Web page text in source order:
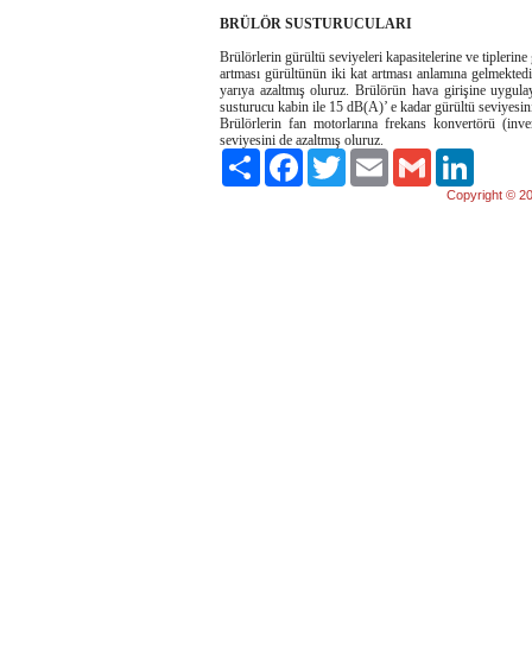
BRÜLÖR SUSTURUCULARI
Brülörlerin gürültü seviyeleri kapasitelerine ve
artması gürültünün iki kat artması anlamına
yarıya azaltmış oluruz. Brülörün hava girişine
susturucu kabin ile 15 dB(A)’ e kadar gürültü
Brülörlerin fan motorlarına frekans konvertörü
seviyesini de azaltmış oluruz.
Paylaş
FacebookTwitter Email Gmail
Copyright ©